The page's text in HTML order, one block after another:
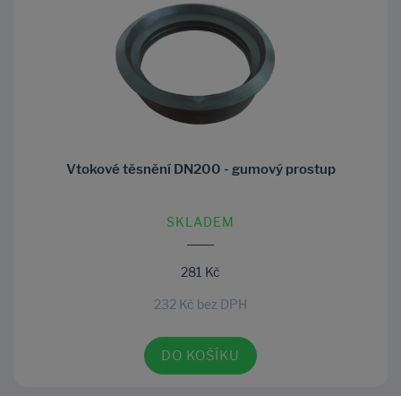
Vtokové těsnění DN200 - gumový prostup
SKLADEM
281 Kč
232 Kč bez DPH
DO KOŠÍKU